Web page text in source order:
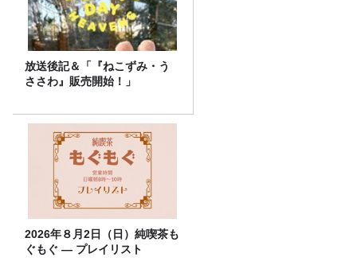
放送後記＆「『ねこずみ・う
ささわ』販売開始！」
2026年８月2日（日）純喫茶も
ぐもぐ ― プレイリスト